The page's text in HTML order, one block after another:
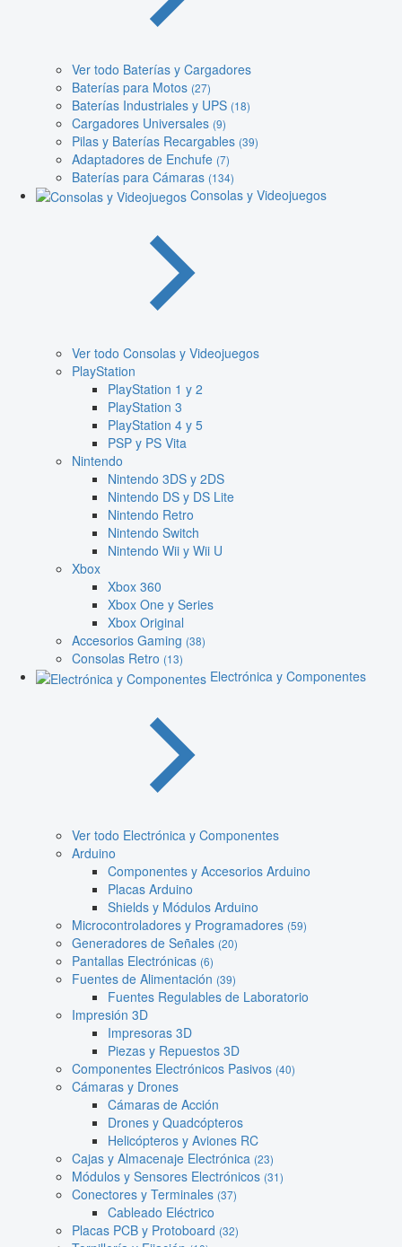
Ver todo Baterías y Cargadores
Baterías para Motos (27)
Baterías Industriales y UPS (18)
Cargadores Universales (9)
Pilas y Baterías Recargables (39)
Adaptadores de Enchufe (7)
Baterías para Cámaras (134)
Consolas y Videojuegos
Ver todo Consolas y Videojuegos
PlayStation
PlayStation 1 y 2
PlayStation 3
PlayStation 4 y 5
PSP y PS Vita
Nintendo
Nintendo 3DS y 2DS
Nintendo DS y DS Lite
Nintendo Retro
Nintendo Switch
Nintendo Wii y Wii U
Xbox
Xbox 360
Xbox One y Series
Xbox Original
Accesorios Gaming (38)
Consolas Retro (13)
Electrónica y Componentes
Ver todo Electrónica y Componentes
Arduino
Componentes y Accesorios Arduino
Placas Arduino
Shields y Módulos Arduino
Microcontroladores y Programadores (59)
Generadores de Señales (20)
Pantallas Electrónicas (6)
Fuentes de Alimentación (39)
Fuentes Regulables de Laboratorio
Impresión 3D
Impresoras 3D
Piezas y Repuestos 3D
Componentes Electrónicos Pasivos (40)
Cámaras y Drones
Cámaras de Acción
Drones y Quadcópteros
Helicópteros y Aviones RC
Cajas y Almacenaje Electrónica (23)
Módulos y Sensores Electrónicos (31)
Conectores y Terminales (37)
Cableado Eléctrico
Placas PCB y Protoboard (32)